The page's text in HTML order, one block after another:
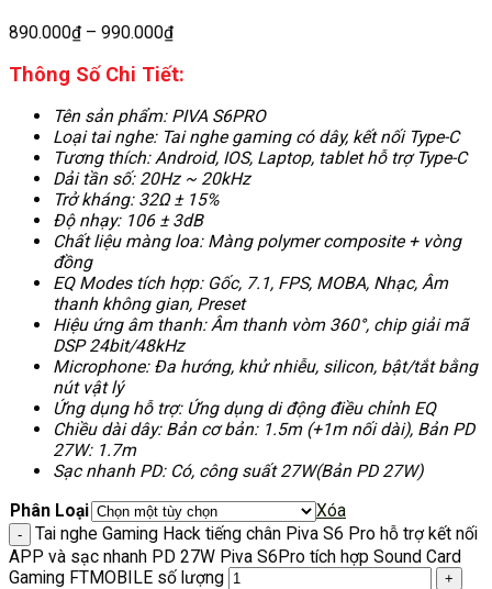
890.000₫ – 990.000₫
Thông Số Chi Tiết:
Tên sản phẩm: PIVA S6PRO
Loại tai nghe: Tai nghe gaming có dây, kết nối Type-C
Tương thích: Android, IOS, Laptop, tablet hỗ trợ Type-C
Dải tần số: 20Hz ~ 20kHz
Trở kháng: 32Ω ± 15%
Độ nhạy: 106 ± 3dB
Chất liệu màng loa: Màng polymer composite + vòng
đồng
EQ Modes tích hợp: Gốc, 7.1, FPS, MOBA, Nhạc, Âm
thanh không gian, Preset
Hiệu ứng âm thanh: Âm thanh vòm 360°, chip giải mã
DSP 24bit/48kHz
Microphone: Đa hướng, khử nhiễu, silicon, bật/tắt bằng
nút vật lý
Ứng dụng hỗ trợ: Ứng dụng di động điều chỉnh EQ
Chiều dài dây: Bản cơ bản: 1.5m (+1m nối dài), Bản PD
27W: 1.7m
Sạc nhanh PD: Có, công suất 27W(Bản PD 27W)
Phân Loại
Xóa
Tai nghe Gaming Hack tiếng chân Piva S6 Pro hỗ trợ kết nối
APP và sạc nhanh PD 27W Piva S6Pro tích hợp Sound Card
Gaming FTMOBILE số lượng